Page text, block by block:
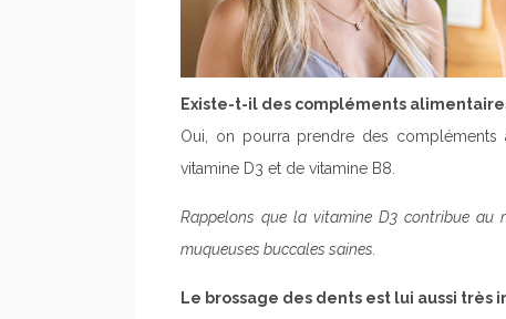
Existe-t-il des compléments
Oui, on pourra prendre des
vitamine D3 et de vitamine B8.
Rappelons que la vitamine D3 contribue au
muqueuses buccales saines.
Le brossage des dents est lui aussi très